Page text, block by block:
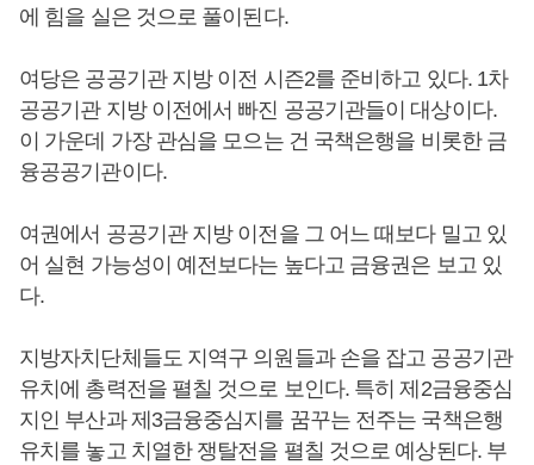
에 힘을 실은 것으로 풀이된다.
여당은 공공기관 지방 이전 시즌2를 준비하고 있다. 1차
공공기관 지방 이전에서 빠진 공공기관들이 대상이다.
이 가운데 가장 관심을 모으는 건 국책은행을 비롯한 금
융공공기관이다.
여권에서 공공기관 지방 이전을 그 어느 때보다 밀고 있
어 실현 가능성이 예전보다는 높다고 금융권은 보고 있
다.
지방자치단체들도 지역구 의원들과 손을 잡고 공공기관
유치에 총력전을 펼칠 것으로 보인다. 특히 제2금융중심
지인 부산과 제3금융중심지를 꿈꾸는 전주는 국책은행
유치를 놓고 치열한 쟁탈전을 펼칠 것으로 예상된다. 부